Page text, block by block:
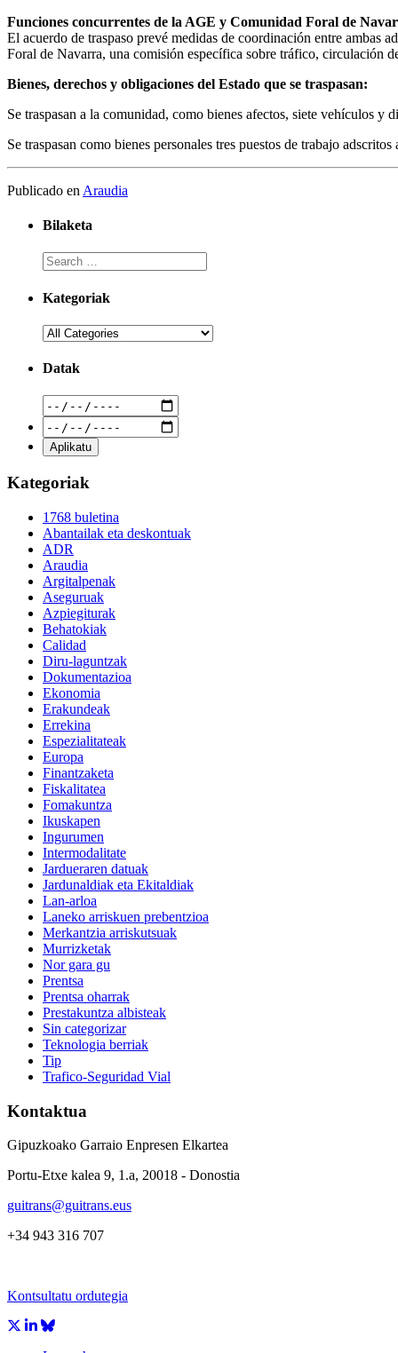
Funciones concurrentes de la AGE y Comunidad Foral de
El acuerdo de traspaso prevé medidas de coordinación entre ambas
Foral de Navarra, una comisión específica sobre tráfico, circulación
Bienes, derechos y obligaciones del Estado que se traspasan:
Se traspasan a la comunidad, como bienes afectos, siete vehículos
Se traspasan como bienes personales tres puestos de trabajo
Publicado en Araudia
Bilaketa
Kategoriak
Datak
Kategoriak
1768 buletina
Abantailak eta deskontuak
ADR
Araudia
Argitalpenak
Aseguruak
Azpiegiturak
Behatokiak
Calidad
Diru-laguntzak
Dokumentazioa
Ekonomia
Erakundeak
Errekina
Espezialitateak
Europa
Finantzaketa
Fiskalitatea
Fomakuntza
Ikuskapen
Ingurumen
Intermodalitate
Jardueraren datuak
Jardunaldiak eta Ekitaldiak
Lan-arloa
Laneko arriskuen prebentzioa
Merkantzia arriskutsuak
Murrizketak
Nor gara gu
Prentsa
Prentsa oharrak
Prestakuntza albisteak
Sin categorizar
Teknologia berriak
Tip
Trafico-Seguridad Vial
Kontaktua
Gipuzkoako Garraio Enpresen Elkartea
Portu-Etxe kalea 9, 1.a, 20018 - Donostia
guitrans@guitrans.eus
+34 943 316 707
Kontsultatu ordutegia